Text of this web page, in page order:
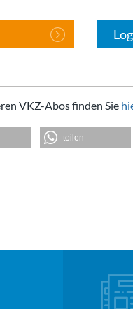
VKZ-Abos finden Sie
teilen